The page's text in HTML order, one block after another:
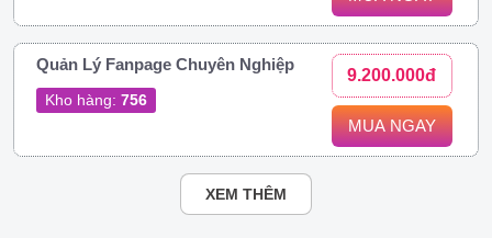
Quản Lý Fanpage Chuyên Nghiệp
Kho hàng: 756
9.200.000đ
MUA NGAY
XEM THÊM